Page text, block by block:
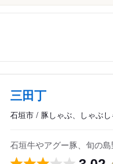
三田丁
石垣市 / 豚しゃぶ、しゃぶ
石垣牛やアグー豚、旬の